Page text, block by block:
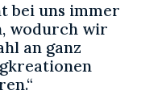
bei uns immer
wodurch wir
an ganz